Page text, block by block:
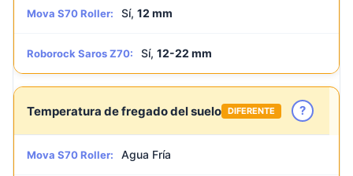
Mova S70 Roller: Sí, 12 mm
Roborock Saros Z70: Sí, 12-22 mm
Temperatura de fregado del suelo DIFERENTE ?
Mova S70 Roller: Agua Fría